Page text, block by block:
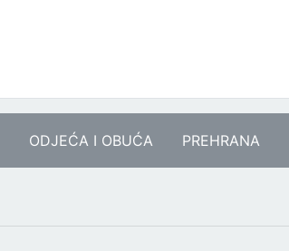
ODJEĆA I OBUĆA PREHRANA